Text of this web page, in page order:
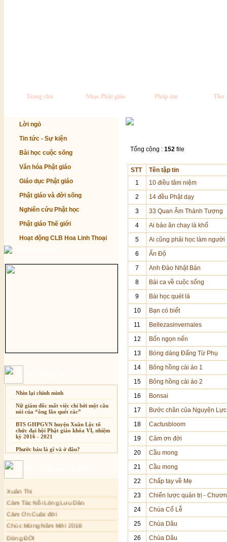
Trang chủ Nhạc Phật giáo Pháp âm Thơ
Lời ngỏ
Tin tức - Sự kiện
Bài học cuộc sống
Văn hóa Phật giáo
Giáo dục Phật giáo
Phật giáo và đời sống
Nghiên cứu Phật học
Phật giáo Thế giới
Hoạt động CLB Hoa Linh Thoại
Nhìn lại chính mình
Nữ giám đốc mất việc chỉ bởi một câu
nói của “ông lão quét rác”
BTS GHPGVN huyện Xuân Lộc tổ
chức đại hội Phật giáo khóa VI, nhiệm
kỳ 2016 - 2021
Phước báu là gì và ở đâu?
Sự thương-ghét của con người
Nỗi lòng của các bệnh nhân nghèo
An Giang: Tịnh thất Quy Nguyên
phát quà từ thiện tại xã Cư Yang
Tịnh xá Ngọc Đăng khai giảng Thiền
dành cho Người bận rộn
Xuân Thi
Cảm Tác Nỗi Lòng Lưu Dân
Cảm Ơn Cuộc đời
Chúc Mừng Năm Mới 2018
Dòng ĐỜI
Tổng cộng : 152 file
STT
Tên tập tin
1
10 điều tâm niệm
2
14 đều Phật dạy
3
33 Quan Âm Thánh Tượng
4
Ai bảo ăn chay là khổ
5
Ai cũng phải học làm người
6
Ấn Độ
7
Anh Đào Nhật Bản
8
Bài ca về cuộc sống
9
Bài học quét lá
10
Bạn có biết
11
Bellezasinvernales
12
Bốn ngọn nến
13
Bóng dáng Đấng Từ Phụ
14
Bông hồng cài áo 1
15
Bông hồng cài áo 2
16
Bonsai
17
Bước chân của Nguyện Lực
18
Cactusbloom
19
Cảm ơn đời
20
Cầu mong
21
Cầu mong
22
Chấp tay về Mẹ
23
Chiến lược quản trị -
24
Chùa Cổ Lễ
25
Chùa Dâu
26
Chùa Dâu